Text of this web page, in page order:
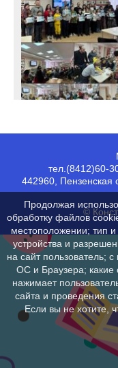
тел.(8412)60-
442960, Пензенская
©
Продолжая
обработку файлов
местоположении; тип
устройства и
на сайт пользователь;
ОС и Браузера; какие
нажимает
сайта и проведения
Если вы не хотите,